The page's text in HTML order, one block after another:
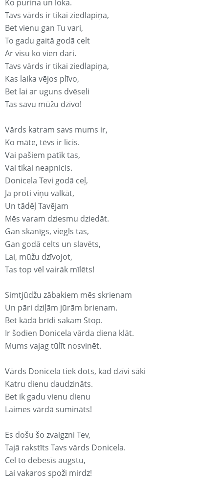
Ko purina un loka.
Tavs vārds ir tikai ziedlapiņa,
Bet vienu gan Tu vari,
To gadu gaitā godā celt
Ar visu ko vien dari.
Tavs vārds ir tikai ziedlapiņa,
Kas laika vējos plīvo,
Bet lai ar uguns dvēseli
Tas savu mūžu dzīvo!
Vārds katram savs mums ir,
Ko māte, tēvs ir licis.
Vai pašiem patīk tas,
Vai tikai neapnicis.
Donicela Tevi godā ceļ,
Ja proti viņu valkāt,
Un tādēļ Tavējam
Mēs varam dziesmu dziedāt.
Gan skanīgs, viegls tas,
Gan godā celts un slavēts,
Lai, mūžu dzīvojot,
Tas top vēl vairāk mīlēts!
Simtjūdžu zābakiem mēs skrienam
Un pāri dziļām jūrām brienam.
Bet kādā brīdi sakam Stop.
Ir šodien Donicela vārda diena klāt.
Mums vajag tūlīt nosvinēt.
Vārds Donicela tiek dots, kad dzīvi sāki
Katru dienu daudzināts.
Bet ik gadu vienu dienu
Laimes vārdā sumināts!
Es došu šo zvaigzni Tev,
Tajā rakstīts Tavs vārds Donicela.
Cel to debesīs augstu,
Lai vakaros spoži mirdz!